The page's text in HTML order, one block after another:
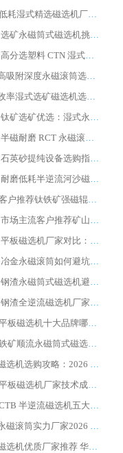
2026低耗湿式精​选磁选机厂家怎么选?湿式精选磁选机供应商，行业认可度较高生产厂家华体会手机网页版-华体会(中国) 全面解析
2026 选矿永磁筒式磁选机挑选干货：华体会手机网页版-华体会(中国) 源头厂，绿色高效实力出众
2026 高分选塑料 CTN 湿式顺流磁选机选购指南，靠谱源头厂家华体会手机网页版-华体会(中国) 详解
全磁高吸附深度永磁滚筒选购指南 业内口碑稳定磁电设备生产厂家详细推荐
高回收率湿式选矿磁选机选购指南 业内口碑磁电设备生产厂家实力解析
2026 钛矿选矿优选：湿式永磁筒式磁选机源头厂家华体会手机网页版-华体会(中国) 综合解析
2026 半磁耐磨 RCT 永磁滚筒选购指南，临朐源头生产厂家华体会手机网页版-华体会(中国) 实测分享
2026 石英砂提纯设备选购指南：华体会手机网页版-华体会(中国) 提纯磁选机厂家综合解读
2026 耐磨低耗半逆流河沙磁选机选购指南 临朐产业集群源头厂华体会手机网页版-华体会(中国) 详细解析
2026客户推荐钛铁矿强磁辊式磁选机，临朐靠谱生产厂家华体会手机网页版-华体会(中国) 详解
2026 市场主流客户推荐矿山磁选机靠谱生产厂家选华体会手机网页版-华体会(中国)
2026 平板磁选机厂家对比：现场实测、真实案例与靠谱厂家推荐
2026 冶金永磁滚筒如何避坑参考：售后完善案例多 华体会手机网页版-华体会(中国) 靠谱厂家
2026 钢渣永磁筒式磁选机避坑参考：售后完善案例多，华体会手机网页版-华体会(中国) 稳居榜单
2026 钢渣全逆流磁选机厂家推荐 靠谱品牌售后完善案例丰富
2026平板磁选机十大品牌哪家好?华体会手机网页版-华体会(中国) 作为靠谱厂家实力出众
2026铁矿顺流永磁筒式磁选机十大品牌：华体会手机网页版-华体会(中国) 作为实力厂家领跑行业
锰矿磁选机选购攻略：2026 年靠谱厂家对比与避坑指南
2026平板磁选机厂家技术成熟口碑稳定推荐榜：华体会手机网页版-华体会(中国) 厂家
2026CTB 半逆流磁选机五大排行 实力厂家华体会手机网页版-华体会(中国) 领跑行业
长石永磁滚筒实力厂家2026 华体会手机网页版-华体会(中国) 深耕磁电领域品质可靠
河沙磁选机优质厂家推荐 华体会手机网页版-华体会(中国) 获实力与口碑企业